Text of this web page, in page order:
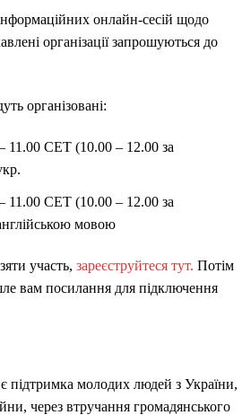
онлайн-сесій щодо
організації запрошуються до
організовані:
11.00 CET (10.00 – 12.00 за
11.00 CET (10.00 – 12.00 за
мовою
участь, зареєструйтеся тут. Потім
вам посилання для підключення
є підтримка молодих людей з України,
через втручання громадянського